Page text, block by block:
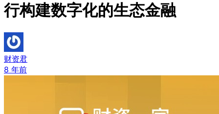
行构建数字化的生态金融
财资君
8 年前